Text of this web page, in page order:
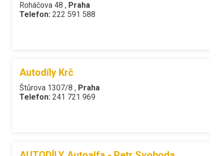
Roháčova 48 , Praha
Telefon: 222 591 588
Autodíly Krč
Štůrova 1307/8 , Praha
Telefon: 241 721 969